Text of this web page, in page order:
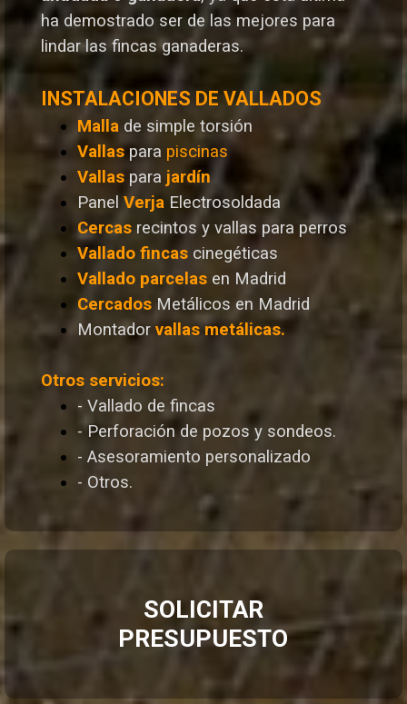
ha demostrado ser de las mejores para
lindar las fincas ganaderas.
INSTALACIONES DE VALLADOS
Malla de simple torsión
Vallas para piscinas
Vallas para jardín
Panel Verja Electrosoldada
Cercas recintos y vallas para perros
Vallado fincas cinegéticas
Vallado parcelas en Madrid
Cercados Metálicos en Madrid
Montador vallas metálicas.
Otros servicios:
- Vallado de fincas
- Perforación de pozos y sondeos.
- Asesoramiento personalizado
- Otros.
SOLICITAR
PRESUPUESTO